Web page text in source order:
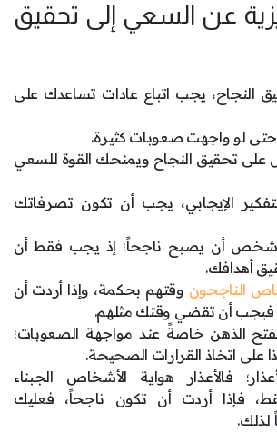
عن السعي إلى تحقيق
النجاح، يجب اتباع عادات تساعدك على
حتى لو واجهت صعوبات كثيرة.
على تحقيق النجاح ويمنحك القوة للسعي
الإيجابي، يجب أن تكون تصرفاتك
أن يصبح ناجحاً؛ إذ يجب فقط أن
أهدافك.
الناجحون وقتهم بحكمة، وإذا أردت أن
فيجب أن تقضي وقتك مثلهم.
الذهن خاصةً عند مواجهة الصعوبات؛
اتخاذ القرارات الصحيحة.
فالأعذار هواية الأشخاص الجبناء
فإذا أردت أن تكون ناجحاً، فعليك
لذلك.